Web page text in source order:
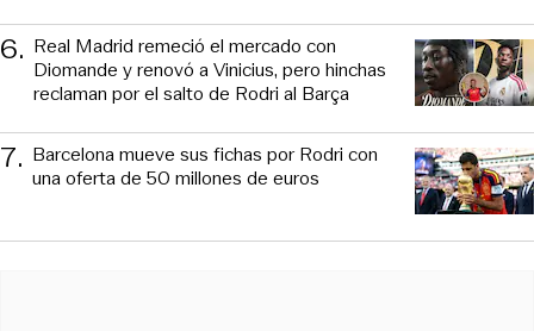
6. Real Madrid remeció el mercado con
Diomande y renovó a Vinicius, pero hinchas
reclaman por el salto de Rodri al Barça
7. Barcelona mueve sus fichas por Rodri con
una oferta de 50 millones de euros